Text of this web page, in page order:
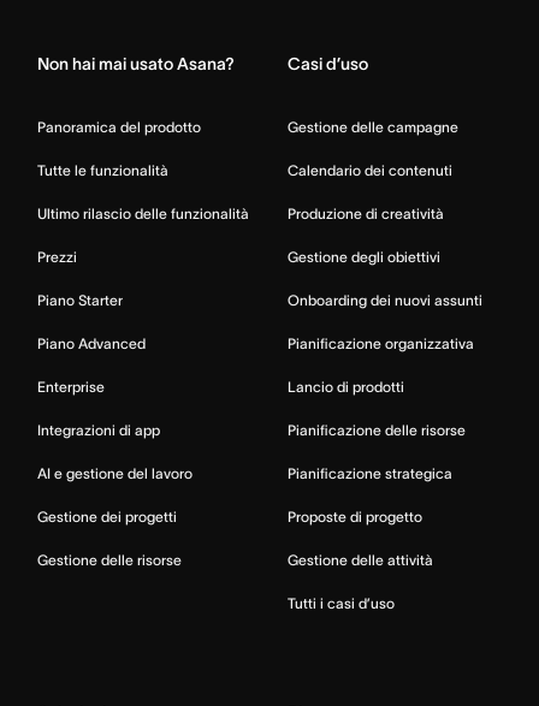
Non hai mai usato Asana?
Panoramica del prodotto
Tutte le funzionalità
Ultimo rilascio delle funzionalità
Prezzi
Piano Starter
Piano Advanced
Enterprise
Integrazioni di app
AI e gestione del lavoro
Gestione dei progetti
Gestione delle risorse
Casi d’uso
Gestione delle campagne
Calendario dei contenuti
Produzione di creatività
Gestione degli obiettivi
Onboarding dei nuovi assunti
Pianificazione organizzativa
Lancio di prodotti
Pianificazione delle risorse
Pianificazione strategica
Proposte di progetto
Gestione delle attività
Tutti i casi d’uso